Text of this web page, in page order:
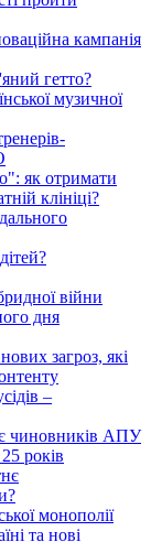
кампанія
гетто?
музичної
як отримати
клініці?
війни
дня
загроз, які
–
чиновників АПУ
років
монополії
та нові